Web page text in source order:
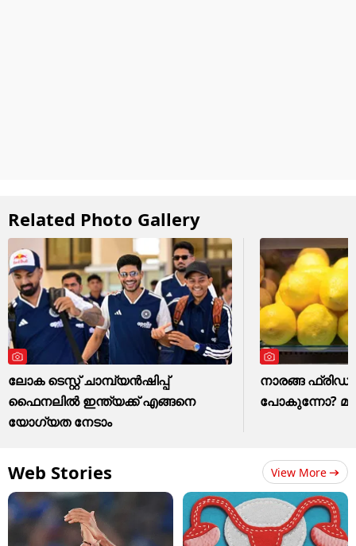
Related Photo Gallery
ലോക ടെസ്റ്റ് ചാമ്പ്യൻഷിപ്പ്
ഫൈനലിൽ ഇന്ത്യക്ക് എങ്ങനെ
യോഗ്യത നേടാം
നാരങ്ങ
പോകുന്നോ?
Web Stories View More